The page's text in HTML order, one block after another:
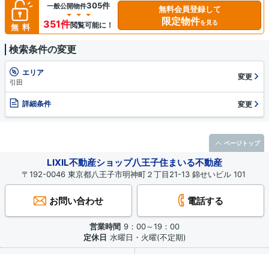
無料
一般公開物件305件
351件閲覧可能に！
無料会員登録して
限定物件を見る
検索条件の変更
エリア
引田
変更
詳細条件 変更
LIXIL不動産ショップ八王子住まいる不動産
〒192-0046 東京都八王子市明神町２丁目21-13 錦せいビル 101
お問い合わせ 電話する
営業時間 9：00～19：00
定休日 水曜日・火曜(不定期)
ページトップ